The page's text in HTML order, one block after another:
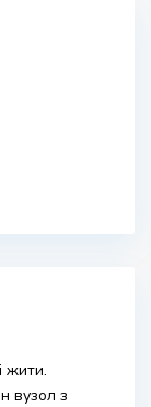
жити.
вузол з